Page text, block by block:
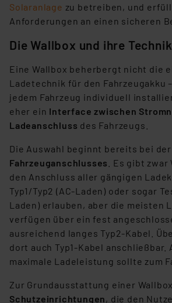
Solaranlage zu betreiben, und
Anforderungen an einen sicheren
Die Wallbox und ihre Technik
Eine Wallbox beherbergt nicht die
Ladetechnik für den Fahrzeugakku
jedem Fahrzeug individuell
eher ein Interface zwischen
Ladeanschluss des Fahrzeugs.
Die Auswahl beginnt bereits bei der
Fahrzeuganschlusses
. Es gibt
den Anschluss aller gängigen
Typ1/Typ2 (AC-Laden) oder sogar
Laden) erlauben, aber die meisten
verfügen über ein fest
ausreichend langes Typ2-Kabel.
dort auch Typ1-Kabel anschließbar.
maximale Ladeleistung sollte zum
Zur Grundausstattung einer
Schutzeinrichtungen, die den